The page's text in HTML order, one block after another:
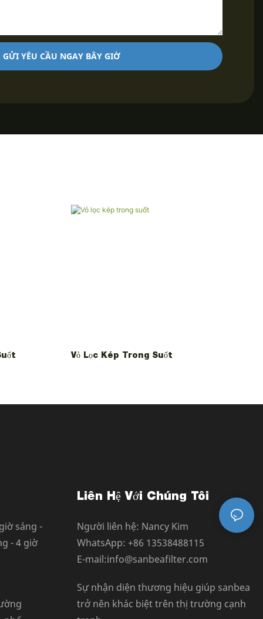
GỬI YÊU CẦU NGAY BÂY GIỜ
Vỏ Lọc Kép Trong Suốt
sáng -
- 4 giờ
Liên Hệ Với Chúng Tôi
Người liên hệ: Nancy Kim
WhatsApp: +86 13538488115
E-mail:info@sanbeafilter.com
Sự nhận diện thương hiệu giúp sanbea
trở nên khác biệt trên thị trường cạnh